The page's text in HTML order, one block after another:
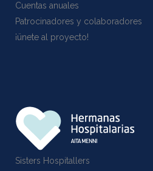
Cuentas anuales
Patrocinadores y colaboradores
¡ünete al proyecto!
Sisters Hospitallers